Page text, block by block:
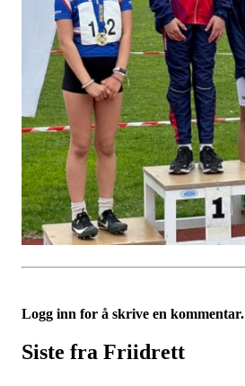
Logg inn for å skrive en kommentar.
Siste fra Friidrett